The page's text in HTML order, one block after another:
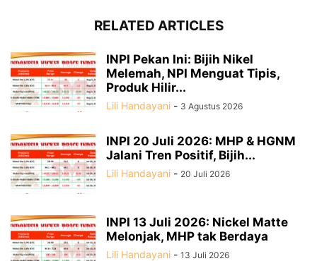
RELATED ARTICLES
INPI Pekan Ini: Bijih Nikel
Melemah, NPI Menguat Tipis,
Produk Hilir...
Lili Handayani - 3 Agustus 2026
INPI 20 Juli 2026: MHP & HGNM
Jalani Tren Positif, Bijih...
Lili Handayani - 20 Juli 2026
INPI 13 Juli 2026: Nickel Matte
Melonjak, MHP tak Berdaya
Lili Handayani - 13 Juli 2026